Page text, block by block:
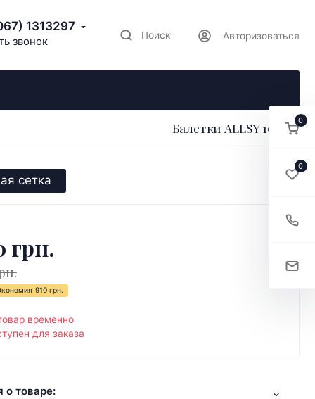
1313297
звонок Поиск Авторизоваться
Балетки ALLSY 196788
сетка
грн.
910 грн.
временно
для заказа
о товаре:
0
0